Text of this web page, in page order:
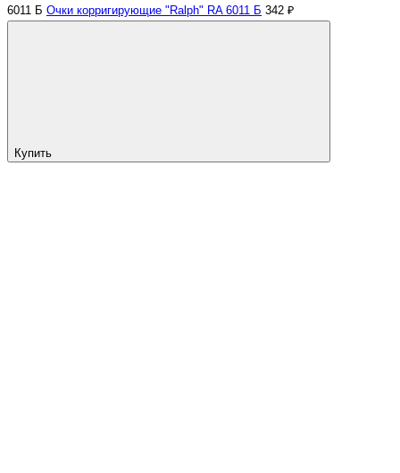
6011 Б Очки корригирующие "Ralph" RA 6011 Б 342 ₽
Купить